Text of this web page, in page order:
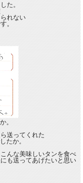
た。
れない
。
。
送ってくれた
たか。
んな美味しいタンを食べ
も送ってあげたいと思い